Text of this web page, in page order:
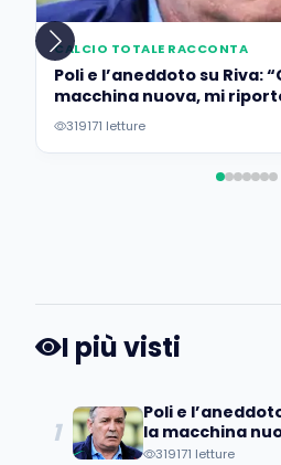
CALCIO TOTALE RACCONTA
Poli e l’aneddoto su Riva:
macchina nuova, mi
concessionaria per
319171 letture
I più visti
1
Poli e
la macchina
concessionaria
319171 letture